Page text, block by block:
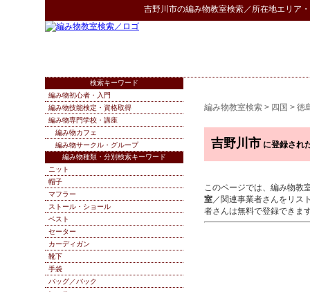
吉野川市の編み物教室検索／所在地エリア
編み物教室検索 > 四国 > 徳
吉野川市 に登録され
このページでは、編み物教
室／関連事業者さんをリス
者さんは無料で登録できま
検索キーワード
編み物初心者・入門
編み物技能検定・資格取得
編み物専門学校・講座
編み物カフェ
編み物サークル・グループ
編み物種類・分別検索キーワード
ニット
帽子
マフラー
ストール・ショール
ベスト
セーター
カーディガン
靴下
手袋
バッグ／バック